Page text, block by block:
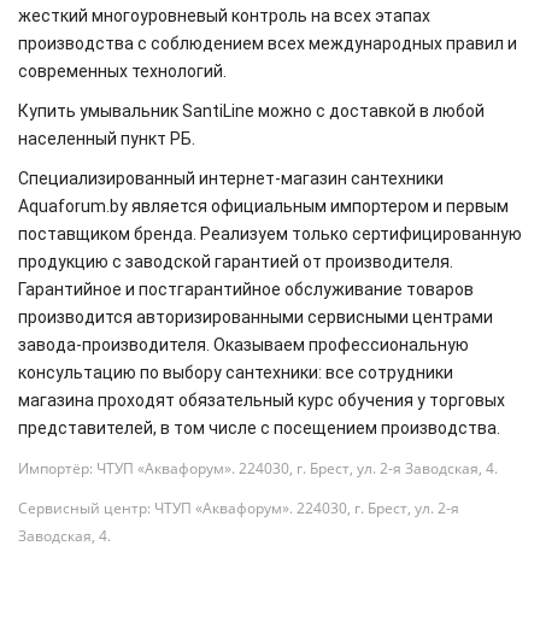
жесткий многоуровневый контроль на всех этапах
производства с соблюдением всех международных правил и
современных технологий.
Купить умывальник SantiLine можно с доставкой в любой
населенный пункт РБ.
Специализированный интернет-магазин сантехники
Aquaforum.by является официальным импортером и первым
поставщиком бренда. Реализуем только сертифицированную
продукцию с заводской гарантией от производителя.
Гарантийное и постгарантийное обслуживание товаров
производится авторизированными сервисными центрами
завода-производителя. Оказываем профессиональную
консультацию по выбору сантехники: все сотрудники
магазина проходят обязательный курс обучения у торговых
представителей, в том числе с посещением производства.
Импортёр: ЧТУП «Аквафорум». 224030, г. Брест, ул. 2-я Заводская, 4.
Сервисный центр: ЧТУП «Аквафорум». 224030, г. Брест, ул. 2-я
Заводская, 4.